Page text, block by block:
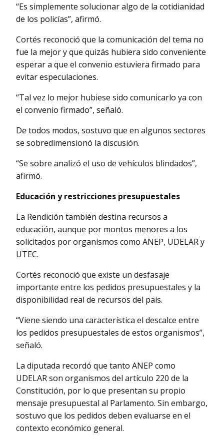
“Es simplemente solucionar algo de la cotidianidad
de los policías”, afirmó.
Cortés reconoció que la comunicación del tema no
fue la mejor y que quizás hubiera sido conveniente
esperar a que el convenio estuviera firmado para
evitar especulaciones.
“Tal vez lo mejor hubiese sido comunicarlo ya con
el convenio firmado”, señaló.
De todos modos, sostuvo que en algunos sectores
se sobredimensionó la discusión.
“Se sobre analizó el uso de vehículos blindados”,
afirmó.
Educación y restricciones presupuestales
La Rendición también destina recursos a
educación, aunque por montos menores a los
solicitados por organismos como ANEP, UDELAR y
UTEC.
Cortés reconoció que existe un desfasaje
importante entre los pedidos presupuestales y la
disponibilidad real de recursos del país.
“Viene siendo una característica el descalce entre
los pedidos presupuestales de estos organismos”,
señaló.
La diputada recordó que tanto ANEP como
UDELAR son organismos del artículo 220 de la
Constitución, por lo que presentan su propio
mensaje presupuestal al Parlamento. Sin embargo,
sostuvo que los pedidos deben evaluarse en el
contexto económico general.